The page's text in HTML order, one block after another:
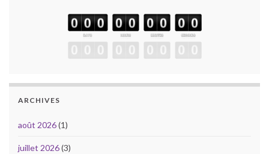
ARCHIVES
août 2026(1)
juillet 2026(3)